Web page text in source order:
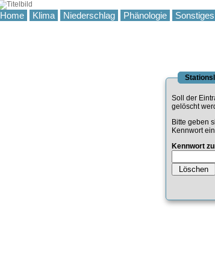
Home Klima Niederschlag Phänologie Sonstiges
Soll der
gelöscht
Bitte geben
Kennwort
Kennwort